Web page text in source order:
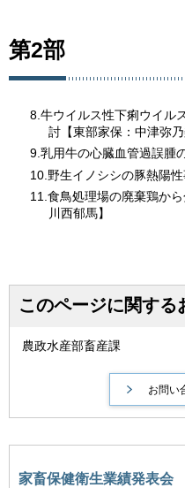
第2部
8.牛ウイルス性下痢ウイル
討【東部家保：中津弥乃
9.乳用牛の心臓血管過誤腫
10.野生イノシシの豚熱陽
11.食鳥処理場の廃棄鶏か
川西郁馬】
このページに関する
農政水産部畜産課
家畜保健衛生業績発表会